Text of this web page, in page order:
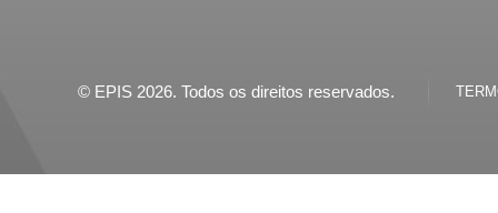
© EPIS 2026. Todos os direitos reservados.